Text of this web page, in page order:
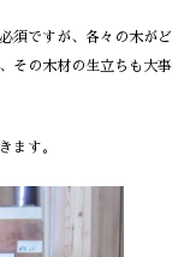
須ですが、各々の木がど
その木材の生立ちも大事
ます。